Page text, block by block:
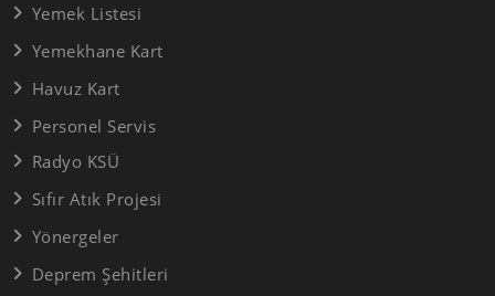
Yemek Listesi
Yemekhane Kart
Havuz Kart
Personel Servis
Radyo KSÜ
Sıfır Atık Projesi
Yönergeler
Deprem Şehitleri